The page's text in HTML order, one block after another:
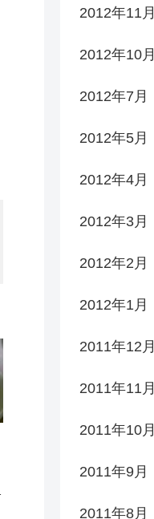
2012年11月
2012年10月
2012年7月
2012年5月
2012年4月
2012年3月
2012年2月
2012年1月
2011年12月
2011年11月
2011年10月
2011年9月
2011年8月